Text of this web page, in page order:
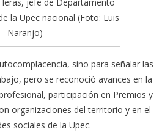
la Upec nacional (Foto: Luis
Naranjo)
sino para señalar las
pero se reconoció avances en la
participación en Premios y
organizaciones del territorio y en el
sociales de la Upec.